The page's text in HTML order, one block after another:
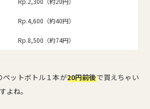
Rp.4,600（約40円）
Rp.8,500（約74円）
ットボトル１本が20円前後で買えちゃい
よね。